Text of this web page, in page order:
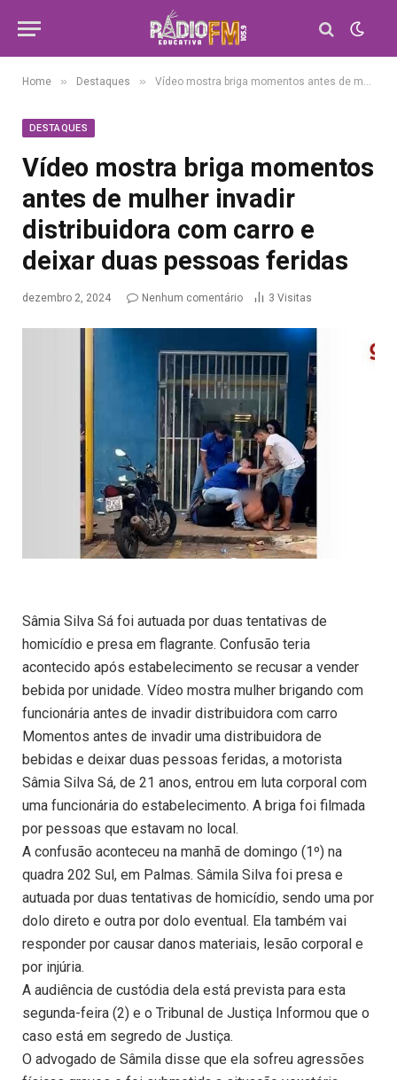
Home » Destaques » Vídeo mostra briga momentos antes de mulher invadir distribuidora com carro e deixar duas pessoas feridas
DESTAQUES
Vídeo mostra briga momentos
antes de mulher invadir
distribuidora com carro e
deixar duas pessoas feridas
dezembro 2, 2024 Nenhum comentário 3 Visitas
Sâmia Silva Sá foi autuada por duas tentativas de
homicídio e presa em flagrante. Confusão teria
acontecido após estabelecimento se recusar a vender
bebida por unidade. Vídeo mostra mulher brigando com
funcionária antes de invadir distribuidora com carro
Momentos antes de invadir uma distribuidora de
bebidas e deixar duas pessoas feridas, a motorista
Sâmia Silva Sá, de 21 anos, entrou em luta corporal com
uma funcionária do estabelecimento. A briga foi filmada
por pessoas que estavam no local.
A confusão aconteceu na manhã de domingo (1º) na
quadra 202 Sul, em Palmas. Sâmila Silva foi presa e
autuada por duas tentativas de homicídio, sendo uma por
dolo direto e outra por dolo eventual. Ela também vai
responder por causar danos materiais, lesão corporal e
por injúria.
A audiência de custódia dela está prevista para esta
segunda-feira (2) e o Tribunal de Justiça Informou que o
caso está em segredo de Justiça.
O advogado de Sâmila disse que ela sofreu agressões